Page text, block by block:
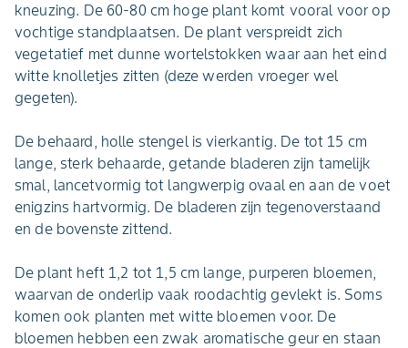
kneuzing. De 60-80 cm hoge plant komt vooral voor op
vochtige standplaatsen. De plant verspreidt zich
vegetatief met dunne wortelstokken waar aan het eind
witte knolletjes zitten (deze werden vroeger wel
gegeten).
De behaard, holle stengel is vierkantig. De tot 15 cm
lange, sterk behaarde, getande bladeren zijn tamelijk
smal, lancetvormig tot langwerpig ovaal en aan de voet
enigzins hartvormig. De bladeren zijn tegenoverstaand
en de bovenste zittend.
De plant heft 1,2 tot 1,5 cm lange, purperen bloemen,
waarvan de onderlip vaak roodachtig gevlekt is. Soms
komen ook planten met witte bloemen voor. De
bloemen hebben een zwak aromatische geur en staan